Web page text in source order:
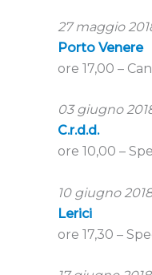
27 maggio
Porto Venere
ore 17,00 –
03 giugno
C.r.d.d.
ore 10,00 –
10 giugno 2018
Lerici
ore 17,30 –